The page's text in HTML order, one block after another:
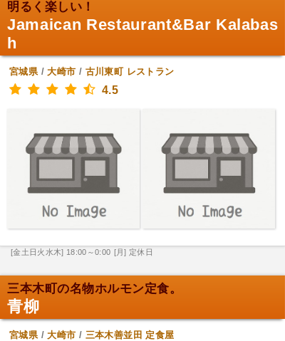
明るく楽しい！
Jamaican Restaurant&Bar Kalabas
h
宮城県/大崎市 / 古川東町 レストラン
4.5
[金土日火水木] 18:00～0:00 [月] 定休日
三本木町の名物ホルモン定食。
青柳
宮城県/大崎市 / 三本木善並田 定食屋